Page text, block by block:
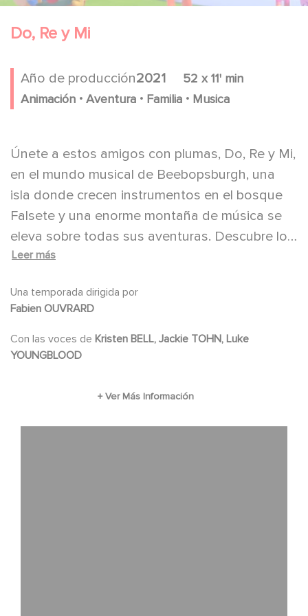
Do, Re y Mi
Año de producción2021
52 x 11' min
Animación . Aventura . Familia . Musica
Únete a estos amigos con plumas, Do, Re y Mi,
en el mundo musical de Beebopsburgh, una
isla donde crecen instrumentos en el bosque
Falsete y una enorme montaña de música se
eleva sobre todas sus aventuras. Descubre los
sonidos y melodías, muévete al ritmo y observa
Leer más
Una temporada dirigida por
Fabien OUVRARD
Con las voces de
YOUNGBLOOD